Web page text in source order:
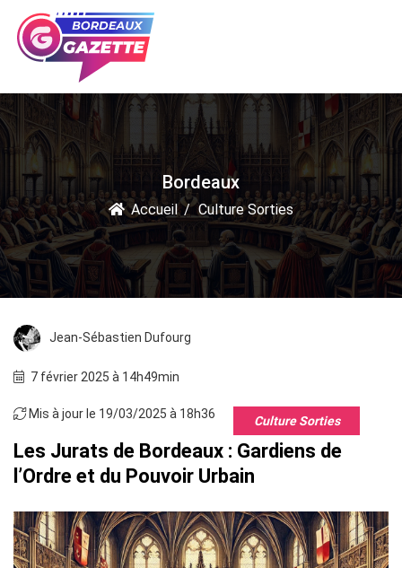
Bordeaux
Accueil Culture Sorties
Jean-Sébastien Dufourg
7 février 2025 à 14h49min
Mis à jour le 19/03/2025 à 18h36 Culture Sorties
Les Jurats de Bordeaux : Gardiens de
l’Ordre et du Pouvoir Urbain